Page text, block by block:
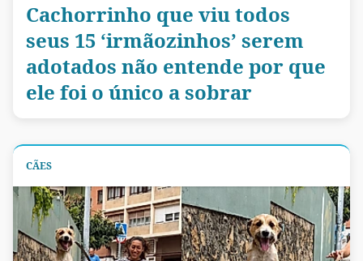
Cachorrinho que viu todos
seus 15 ‘irmãozinhos’ serem
adotados não entende por que
ele foi o único a sobrar
CÃES